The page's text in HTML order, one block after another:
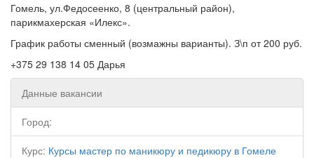
Гомель, ул.Федосеенко, 8 (центральный район),
парикмахерская «Илекс».
График работы сменный (возмажны варианты). З\п от 200 руб.
+375 29 138 14 05 Дарья
Данные вакансии
Город:
Курс: Курсы мастер по маникюру и педикюру в Гомеле